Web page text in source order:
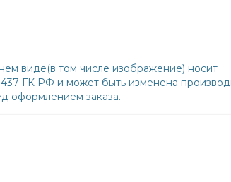
виде(в том числе изображение) носит
ГК РФ и может быть изменена
оформлением заказа.